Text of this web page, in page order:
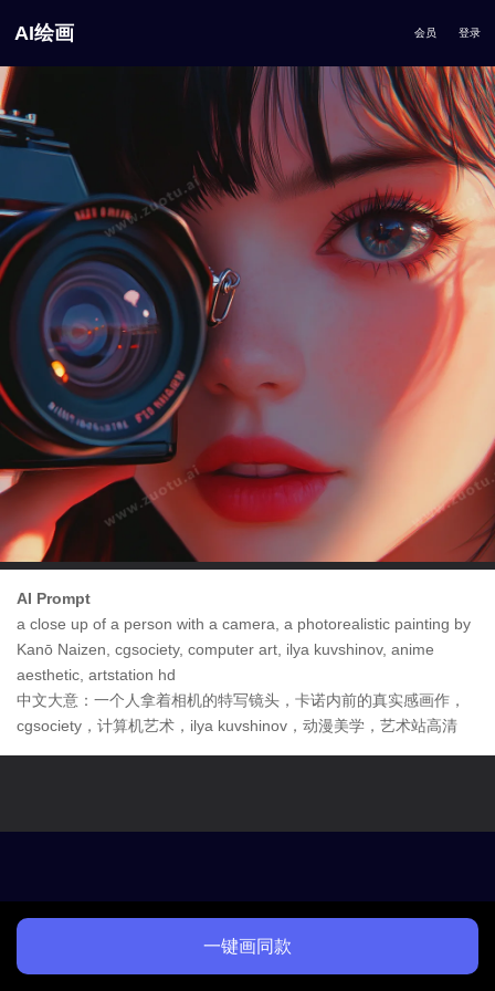
AI绘画 会员 登录
AI Prompt
a close up of a person with a camera, a photorealistic painting by
Kanō Naizen, cgsociety, computer art, ilya kuvshinov, anime
aesthetic, artstation hd
中文大意：一个人拿着相机的特写镜头，卡诺内前的真实感画作，
cgsociety，计算机艺术，ilya kuvshinov，动漫美学，艺术站高清
一键画同款